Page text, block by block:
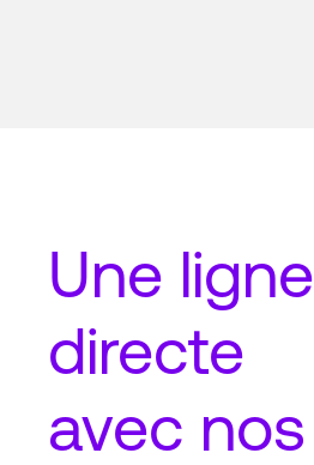
Une ligne
directe
avec nos